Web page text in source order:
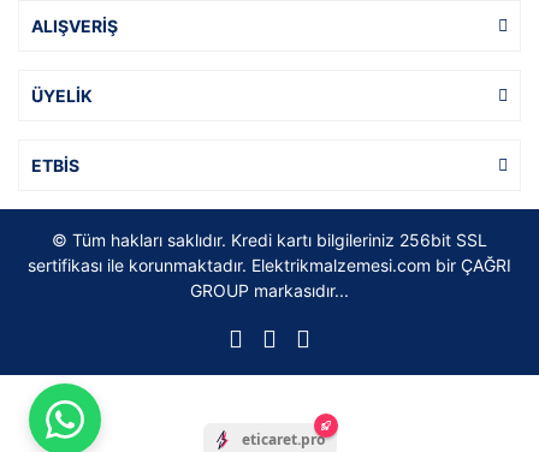
ALIŞVERİŞ
ÜYELİK
ETBİS
© Tüm hakları saklıdır. Kredi kartı bilgileriniz 256bit SSL
sertifikası ile korunmaktadır. Elektrikmalzemesi.com bir ÇAĞRI
GROUP markasıdır...
eticaret.pro